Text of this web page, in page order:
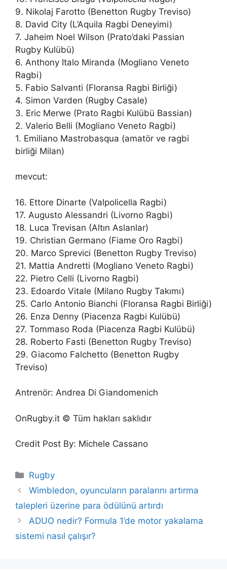
9. Nikolaj Farotto (Benetton Rugby Treviso)
8. David City (L’Aquila Ragbi Deneyimi)
7. Jaheim Noel Wilson (Prato’daki Passian
Rugby Kulübü)
6. Anthony Italo Miranda (Mogliano Veneto
Ragbi)
5. Fabio Salvanti (Floransa Ragbi Birliği)
4. Simon Varden (Rugby Casale)
3. Eric Merwe (Prato Ragbi Kulübü Bassian)
2. Valerio Belli (Mogliano Veneto Ragbi)
1. Emiliano Mastrobasqua (amatör ve ragbi
birliği Milan)
mevcut:
16. Ettore Dinarte (Valpolicella Ragbi)
17. Augusto Alessandri (Livorno Ragbi)
18. Luca Trevisan (Altın Aslanlar)
19. Christian Germano (Fiame Oro Ragbi)
20. Marco Sprevici (Benetton Rugby Treviso)
21. Mattia Andretti (Mogliano Veneto Ragbi)
22. Pietro Celli (Livorno Ragbi)
23. Edoardo Vitale (Milano Rugby Takımı)
25. Carlo Antonio Bianchi (Floransa Ragbi Birliği)
26. Enza Denny (Piacenza Ragbi Kulübü)
27. Tommaso Roda (Piacenza Ragbi Kulübü)
28. Roberto Fasti (Benetton Rugby Treviso)
29. Giacomo Falchetto (Benetton Rugby
Treviso)
Antrenör: Andrea Di Giandomenich
OnRugby.it © Tüm hakları saklıdır
Credit Post By: Michele Cassano
Categories
Rugby
Wimbledon, oyuncuların paralarını artırma
talepleri üzerine para ödülünü artırdı
ADUO nedir? Formula 1’de motor yakalama
sistemi nasıl çalışır?